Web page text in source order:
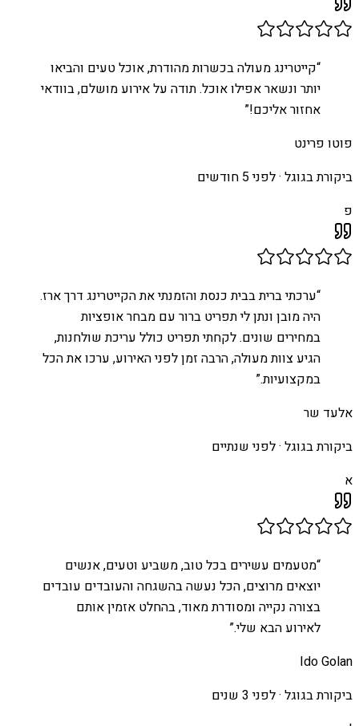
“קייטרינג מעולה בכשרות מהודרת, אוכל טעים והביאו
יותר ונשאר אפילו אוכל. תודה על אירוע מושלם, בוודאי
אחזור אליכם!”
פוטו פרינט
ביקורת בגוגל ·לפני 5 חודשים
פ
“ערכתי ברית בבית כנסת והזמנתי את הקייטרינג דרך ארז.
היה מובן ונתן לי תפריט ברור עם מבחר אופציות
במחירים שונים. לקחתי תפריט כולל עריכת שולחנות,
הגיע צוות מעולה, הרבה זמן לפני האירוע, ערכו את הכל
במקצועיות.”
אלעד שר
ביקורת בגוגל ·לפני שנתיים
א
“מטעמים עשירים בכל טוב, משביע וטעים, אנשים
יוצאים מרוצים, הכל נעשה בהשגחה והעובדים עובדים
בצורה נקייה ומסודרת מאוד, בהחלט אזמין אותם
לאירוע הבא שלי.”
Ido Golan
ביקורת בגוגל ·לפני 3 שנים